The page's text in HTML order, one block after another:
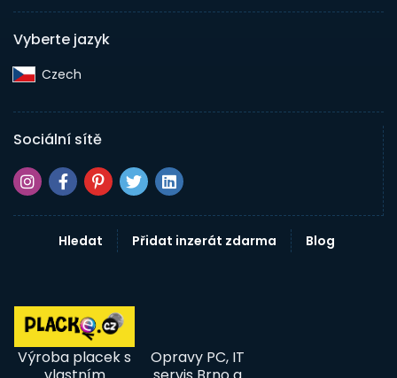
Vyberte jazyk
Czech‎
Sociální sítě
Hledat Přidat inzerát zdarma Blog
Výroba placek s
Opravy PC, IT